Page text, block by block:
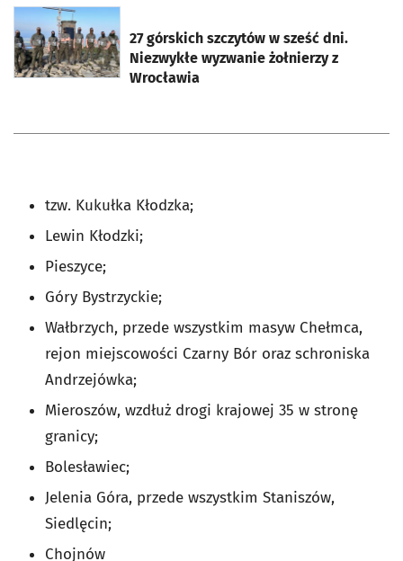
27 górskich szczytów w sześć dni.
Niezwykłe wyzwanie żołnierzy z
Wrocławia
otworzy się w nowej karcie
tzw. Kukułka Kłodzka;
Lewin Kłodzki;
Pieszyce;
Góry Bystrzyckie;
Wałbrzych, przede wszystkim masyw Chełmca,
rejon miejscowości Czarny Bór oraz schroniska
Andrzejówka;
Mieroszów, wzdłuż drogi krajowej 35 w stronę
granicy;
Bolesławiec;
Jelenia Góra, przede wszystkim Staniszów,
Siedlęcin;
Chojnów